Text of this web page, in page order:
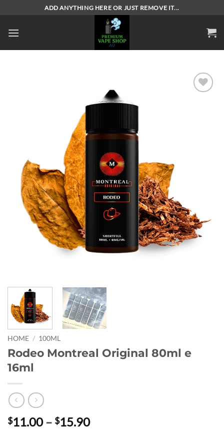
content
ADD ANYTHING HERE OR JUST REMOVE IT...
HOME / 100ML
Rodeo Montreal Original 80ml e
16ml
$11.00 – $15.90Price